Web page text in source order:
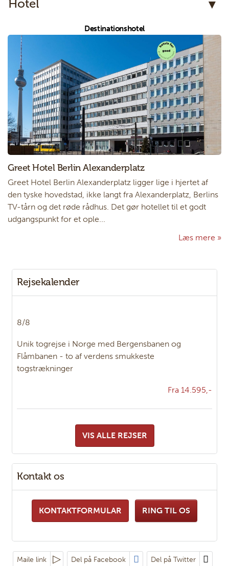
Hotel
Destinationshotel
Greet Hotel Berlin Alexanderplatz
Greet Hotel Berlin Alexanderplatz ligger lige i hjertet af
den tyske hovedstad, ikke langt fra Alexanderplatz, Berlins
TV-tårn og det røde rådhus. Det gør hotellet til et godt
udgangspunkt for et ople...
Læs mere
Rejsekalender
8/8
Unik togrejse i Norge med Bergensbanen og
Flåmbanen - to af verdens smukkeste
togstrækninger
Fra 14.595,-
VIS ALLE REJSER
Kontakt os
KONTAKTFORMULAR RING TIL OS
Maile link Del på Facebook Del på Twitter